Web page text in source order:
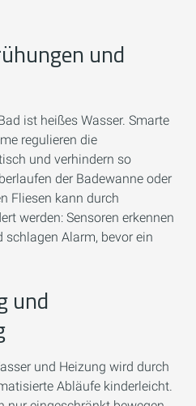
und
ist heißes Wasser. Smarte
regulieren die
und verhindern so
der Badewanne oder
Fliesen kann durch
werden: Sensoren erkennen
Alarm, bevor ein
und
und Heizung wird durch
Abläufe kinderleicht.